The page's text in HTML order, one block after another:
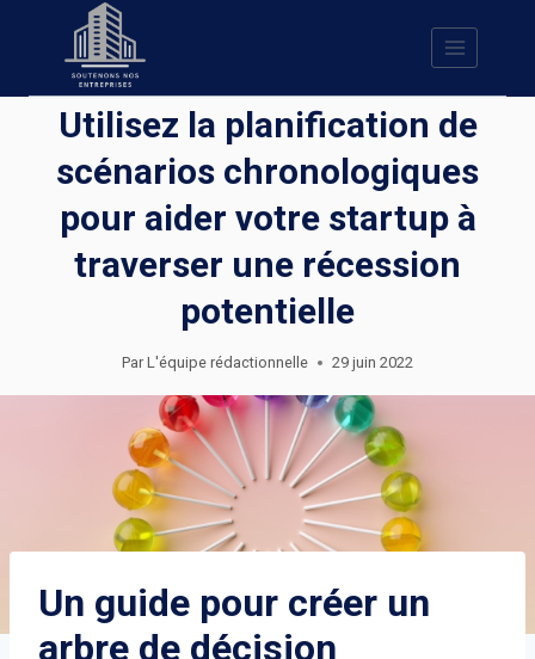
Utilisez la planification de
scénarios chronologiques
pour aider votre startup à
traverser une récession
potentielle
Par L'équipe rédactionnelle 29 juin 2022
Un guide pour créer un
arbre de décision